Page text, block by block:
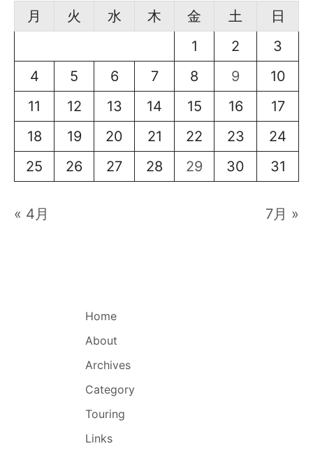
月
火 水 木 金 土
日
1
2
3
4
5 6 7 8 9
10
11
12 13 14 15 16
17
18
19 20 21 22 23
24
25
26 27 28 29 30 31
« 4月 7月 »
Home
About
Archives
Category
Touring
Links